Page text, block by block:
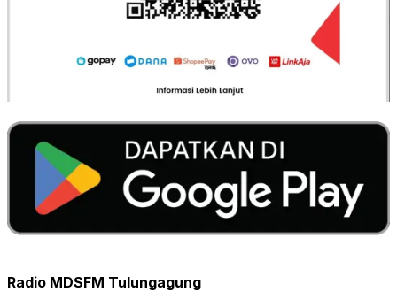
Radio MDSFM Tulungagung